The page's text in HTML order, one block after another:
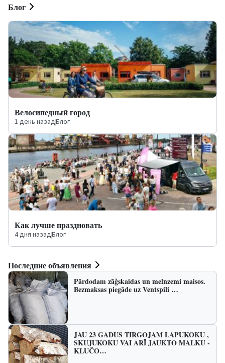
Блог
Велосипедный город
1 день назад|Блог
Как лучше праздновать
4 дня назад|Блог
Последние объявления
Pārdodam zāģskaidas un melnzemi maisos.
Bezmaksas piegāde uz Ventspili …
JAU 23 GADUS TIRGOJAM LAPUKOKU ,
SKUJUKOKU VAI ARĪ JAUKTO MALKU -
KLUČO…